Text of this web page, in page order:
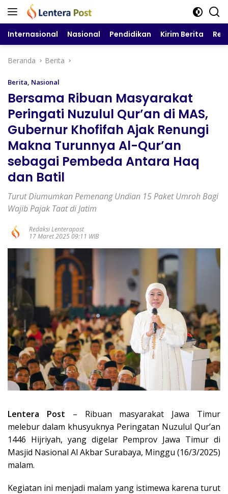
Langsung
Internasional Nasional Pendidikan Kirim Berita
Beranda Berita
Berita, Nasional
Bersama Ribuan Masyarakat
Peringati Nuzulul Qur’an di MAS,
Gubernur Khofifah Ajak Renungi
Makna Turunnya Al-Qur’an
sebagai Pembeda Antara Haq
dan Batil
Turut Diumumkan Pemenang Undian 15 Paket Umroh Bagi
Wajib Pajak Taat di Jatim
Redaksi Lenterapost
17 Maret 2025 09:11 WIB
Lentera Post – Ribuan masyarakat Jawa Timur
melebur dalam khusyuknya Peringatan Nuzulul Qur’an
1446 Hijriyah, yang digelar Pemprov Jawa Timur di
Masjid Nasional Al Akbar Surabaya, Minggu (16/3/2025)
malam.
Kegiatan ini menjadi malam yang istimewa karena turut